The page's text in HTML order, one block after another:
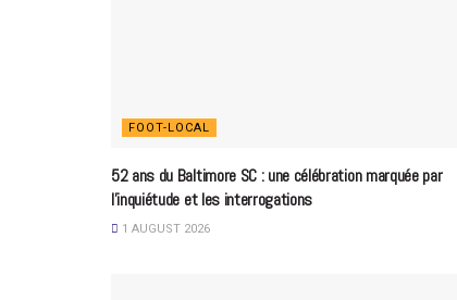
FOOT-LOCAL
52 ans du Baltimore SC : une célébration marquée par
l’inquiétude et les interrogations
1 AUGUST 2026